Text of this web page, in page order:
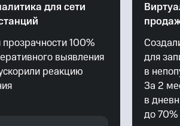
для сети
прозрачности 100%
выявления
реакцию
для
в
За 2
в
до 70%